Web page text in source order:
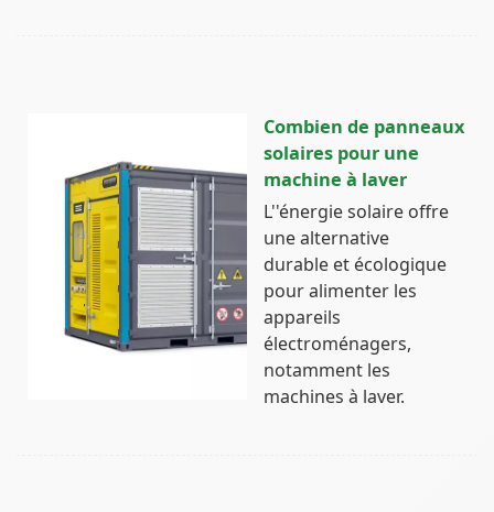
Combien de panneaux
solaires pour une
machine à laver
L''énergie solaire offre
une alternative
durable et écologique
pour alimenter les
appareils
électroménagers,
notamment les
machines à laver.